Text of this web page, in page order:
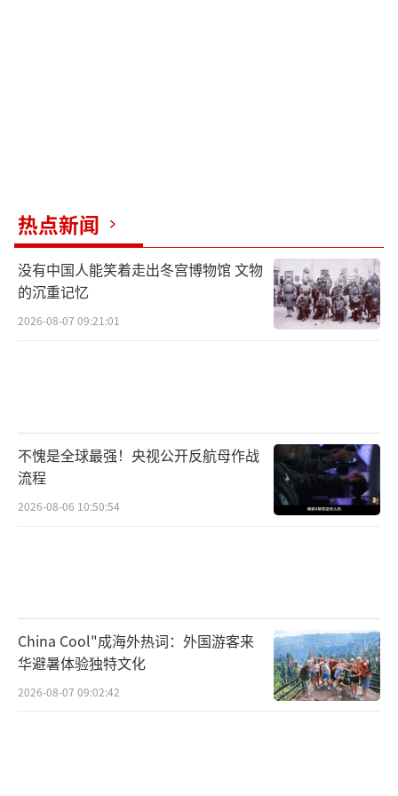
热点新闻
没有中国人能笑着走出冬宫博物馆 文物
的沉重记忆
2026-08-07 09:21:01
不愧是全球最强！央视公开反航母作战
流程
2026-08-06 10:50:54
China Cool"成海外热词：外国游客来
华避暑体验独特文化
2026-08-07 09:02:42